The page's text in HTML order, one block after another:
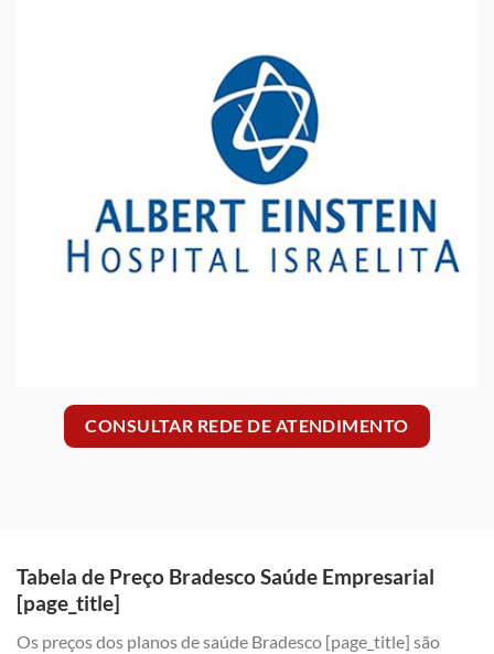
CONSULTAR REDE DE ATENDIMENTO
Tabela de Preço Bradesco Saúde Empresarial
[page_title]
Os preços dos planos de saúde Bradesco [page_title] são